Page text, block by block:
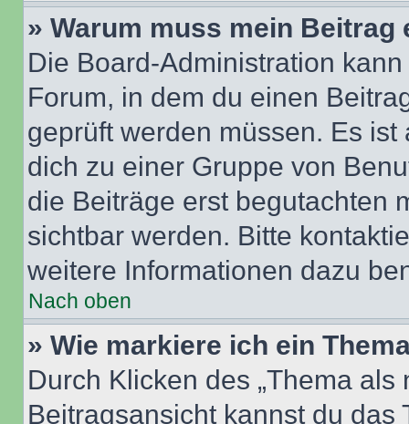
» Warum muss mein
Die Board-Administration
Forum, in dem du einen
geprüft werden müssen. Es
dich zu einer Gruppe von
die Beiträge erst begutachten
sichtbar werden. Bitte
weitere Informationen dazu
Nach oben
» Wie markiere ich ein
Durch Klicken des „Thema
Beitragsansicht kannst du